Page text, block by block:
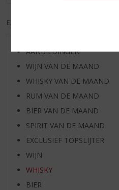
EXCL. BTW
AANBIEDINGEN
WIJN VAN DE MAAND
WHISKY VAN DE MAAND
RUM VAN DE MAAND
BIER VAN DE MAAND
SPIRIT VAN DE MAAND
EXCLUSIEF TOPSLIJTER
WIJN
WHISKY
BIER